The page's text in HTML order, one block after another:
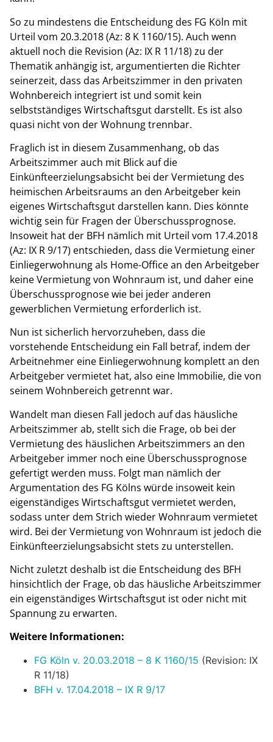
So zu mindestens die Entscheidung des FG Köln mit
Urteil vom 20.3.2018 (Az: 8 K 1160/15). Auch wenn
aktuell noch die Revision (Az: IX R 11/18) zu der
Thematik anhängig ist, argumentierten die Richter
seinerzeit, dass das Arbeitszimmer in den privaten
Wohnbereich integriert ist und somit kein
selbstständiges Wirtschaftsgut darstellt. Es ist also
quasi nicht von der Wohnung trennbar.
Fraglich ist in diesem Zusammenhang, ob das
Arbeitszimmer auch mit Blick auf die
Einkünfteerzielungsabsicht bei der Vermietung des
heimischen Arbeitsraums an den Arbeitgeber kein
eigenes Wirtschaftsgut darstellen kann. Dies könnte
wichtig sein für Fragen der Überschussprognose.
Insoweit hat der BFH nämlich mit Urteil vom 17.4.2018
(Az: IX R 9/17) entschieden, dass die Vermietung einer
Einliegerwohnung als Home-Office an den Arbeitgeber
keine Vermietung von Wohnraum ist, und daher eine
Überschussprognose wie bei jeder anderen
gewerblichen Vermietung erforderlich ist.
Nun ist sicherlich hervorzuheben, dass die
vorstehende Entscheidung ein Fall betraf, indem der
Arbeitnehmer eine Einliegerwohnung komplett an den
Arbeitgeber vermietet hat, also eine Immobilie, die von
seinem Wohnbereich getrennt war.
Wandelt man diesen Fall jedoch auf das häusliche
Arbeitszimmer ab, stellt sich die Frage, ob bei der
Vermietung des häuslichen Arbeitszimmers an den
Arbeitgeber immer noch eine Überschussprognose
gefertigt werden muss. Folgt man nämlich der
Argumentation des FG Kölns würde insoweit kein
eigenständiges Wirtschaftsgut vermietet werden,
sodass unter dem Strich wieder Wohnraum vermietet
wird. Bei der Vermietung von Wohnraum ist jedoch die
Einkünfteerzielungsabsicht stets zu unterstellen.
Nicht zuletzt deshalb ist die Entscheidung des BFH
hinsichtlich der Frage, ob das häusliche Arbeitszimmer
ein eigenständiges Wirtschaftsgut ist oder nicht mit
Spannung zu erwarten.
Weitere Informationen:
FG Köln v. 20.03.2018 – 8 K 1160/15 (Revision: IX
R 11/18)
BFH v. 17.04.2018 – IX R 9/17